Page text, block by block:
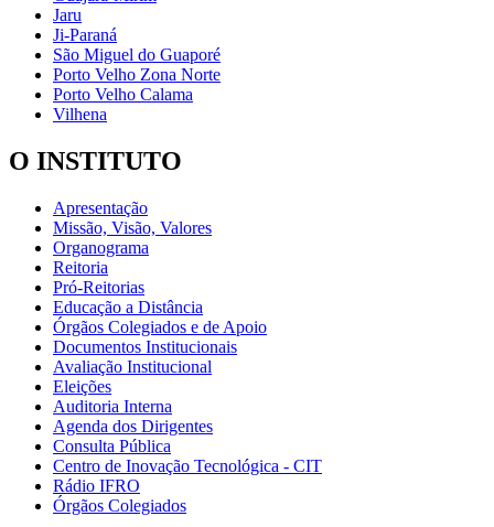
Jaru
Ji-Paraná
São Miguel do Guaporé
Porto Velho Zona Norte
Porto Velho Calama
Vilhena
O INSTITUTO
Apresentação
Missão, Visão, Valores
Organograma
Reitoria
Pró-Reitorias
Educação a Distância
Órgãos Colegiados e de Apoio
Documentos Institucionais
Avaliação Institucional
Eleições
Auditoria Interna
Agenda dos Dirigentes
Consulta Pública
Centro de Inovação Tecnológica - CIT
Rádio IFRO
Órgãos Colegiados